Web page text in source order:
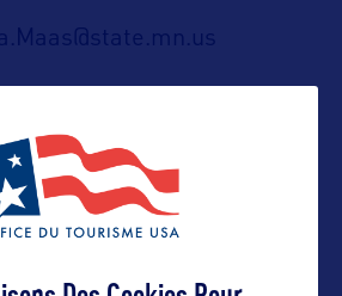
grand public